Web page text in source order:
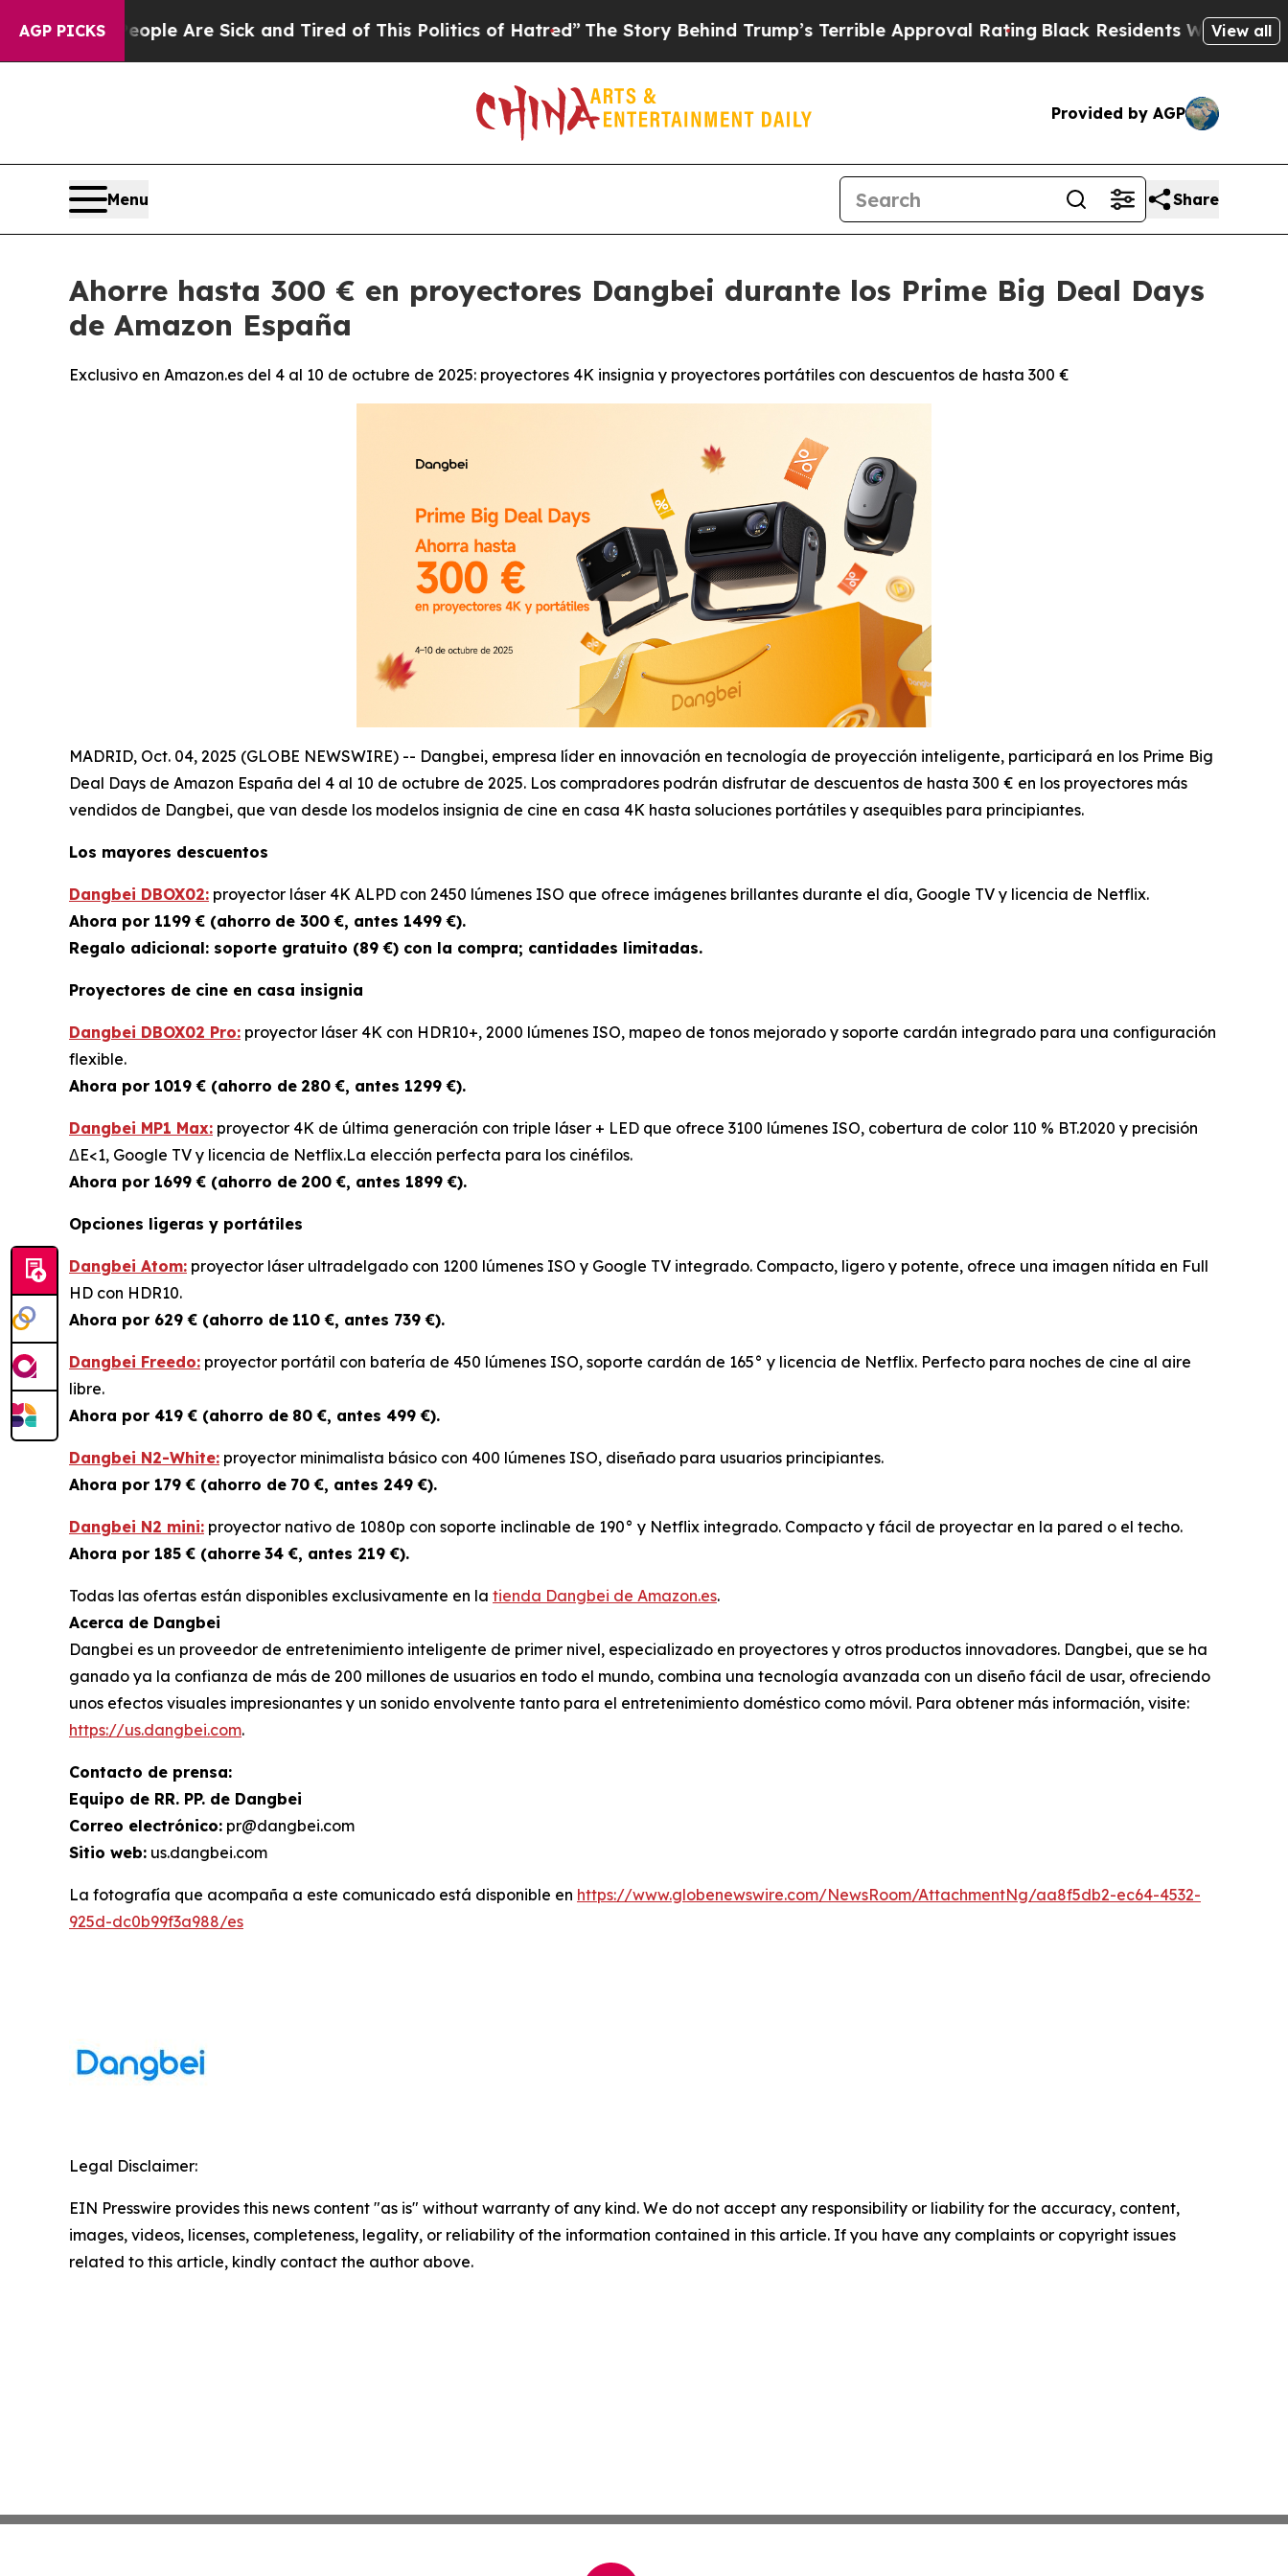
AGP PICKS
“People Are Sick and Tired of This Politics of Hatred”The Story Behind Trump’s Terrible Approval RatingBlack Residents Warned of Abusive
View all
Provided by AGP
Menu Share
Ahorre hasta 300 € en proyectores Dangbei durante los Prime Big Deal Days
de Amazon España
Exclusivo en Amazon.es del 4 al 10 de octubre de 2025: proyectores 4K insignia y proyectores portátiles con descuentos de hasta 300 €
MADRID, Oct. 04, 2025 (GLOBE NEWSWIRE) -- Dangbei, empresa líder en innovación en tecnología de proyección inteligente, participará en los Prime Big
Deal Days de Amazon España del 4 al 10 de octubre de 2025. Los compradores podrán disfrutar de descuentos de hasta 300 € en los proyectores más
vendidos de Dangbei, que van desde los modelos insignia de cine en casa 4K hasta soluciones portátiles y asequibles para principiantes.
Los mayores descuentos
Dangbei DBOX02: proyector láser 4K ALPD con 2450 lúmenes ISO que ofrece imágenes brillantes durante el día, Google TV y licencia de Netflix.
Ahora por 1199 € (ahorro de 300 €, antes 1499 €).
Regalo adicional: soporte gratuito (89 €) con la compra; cantidades limitadas.
Proyectores de cine en casa insignia
Dangbei DBOX02 Pro: proyector láser 4K con HDR10+, 2000 lúmenes ISO, mapeo de tonos mejorado y soporte cardán integrado para una configuración
flexible.
Ahora por 1019 € (ahorro de 280 €, antes 1299 €).
Dangbei MP1 Max: proyector 4K de última generación con triple láser + LED que ofrece 3100 lúmenes ISO, cobertura de color 110 % BT.2020 y precisión
ΔE<1, Google TV y licencia de Netflix.La elección perfecta para los cinéfilos.
Ahora por 1699 € (ahorro de 200 €, antes 1899 €).
Opciones ligeras y portátiles
Dangbei Atom: proyector láser ultradelgado con 1200 lúmenes ISO y Google TV integrado. Compacto, ligero y potente, ofrece una imagen nítida en Full
HD con HDR10.
Ahora por 629 € (ahorro de 110 €, antes 739 €).
Dangbei Freedo: proyector portátil con batería de 450 lúmenes ISO, soporte cardán de 165° y licencia de Netflix. Perfecto para noches de cine al aire
libre.
Ahora por 419 € (ahorro de 80 €, antes 499 €).
Dangbei N2-White: proyector minimalista básico con 400 lúmenes ISO, diseñado para usuarios principiantes.
Ahora por 179 € (ahorro de 70 €, antes 249 €).
Dangbei N2 mini: proyector nativo de 1080p con soporte inclinable de 190° y Netflix integrado. Compacto y fácil de proyectar en la pared o el techo.
Ahora por 185 € (ahorre 34 €, antes 219 €).
Todas las ofertas están disponibles exclusivamente en la tienda Dangbei de Amazon.es.
Acerca de Dangbei
Dangbei es un proveedor de entretenimiento inteligente de primer nivel, especializado en proyectores y otros productos innovadores. Dangbei, que se ha
ganado ya la confianza de más de 200 millones de usuarios en todo el mundo, combina una tecnología avanzada con un diseño fácil de usar, ofreciendo
unos efectos visuales impresionantes y un sonido envolvente tanto para el entretenimiento doméstico como móvil. Para obtener más información, visite:
https://us.dangbei.com.
Contacto de prensa:
Equipo de RR. PP. de Dangbei
Correo electrónico: pr@dangbei.com
Sitio web: us.dangbei.com
La fotografía que acompaña a este comunicado está disponible en https://www.globenewswire.com/NewsRoom/AttachmentNg/aa8f5db2-ec64-4532-
925d-dc0b99f3a988/es
Legal Disclaimer:
EIN Presswire provides this news content "as is" without warranty of any kind. We do not accept any responsibility or liability for the accuracy, content,
images, videos, licenses, completeness, legality, or reliability of the information contained in this article. If you have any complaints or copyright issues
related to this article, kindly contact the author above.